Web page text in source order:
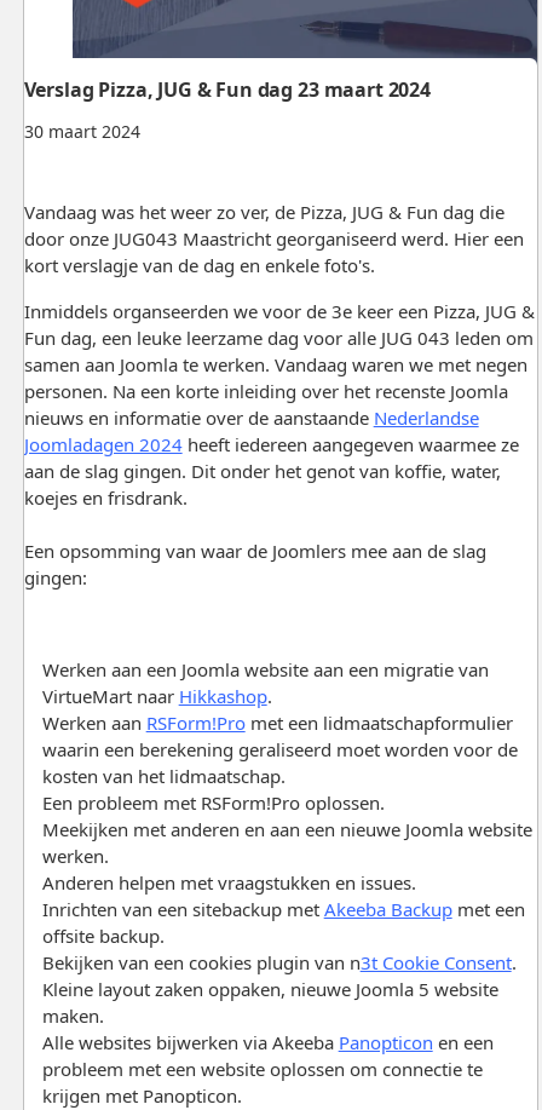
30 maart 2024
Verslag Pizza, JUG & Fun dag 23 maart 2024
Vandaag was het weer zo ver, de Pizza, JUG & Fun dag die
door onze JUG043 Maastricht georganiseerd werd. Hier een
kort verslagje van de dag en enkele foto's.
Inmiddels organseerden we voor de 3e keer een Pizza, JUG &
Fun dag, een leuke leerzame dag voor alle JUG 043 leden om
samen aan Joomla te werken. Vandaag waren we met negen
personen. Na een korte inleiding over het recenste Joomla
nieuws en informatie over de aanstaande Nederlandse
Joomladagen 2024heeft iedereen aangegeven waarmee ze
aan de slag gingen. Dit onder het genot van koffie, water,
koejes en frisdrank.
Een opsomming van waar de Joomlers mee aan de slag
gingen:
Werken aan een Joomla website aan een migratie van
VirtueMart naar Hikkashop.
Werken aan RSForm!Promet een lidmaatschapformulier
waarin een berekening geraliseerd moet worden voor de
kosten van het lidmaatschap.
Een probleem met RSForm!Pro oplossen.
Meekijken met anderen en aan een nieuwe Joomla website
werken.
Anderen helpen met vraagstukken en issues.
Inrichten van een sitebackup met Akeeba Backupmet een
offsite backup.
Bekijken van een cookies plugin van n3t Cookie Consent.
Kleine layout zaken oppaken, nieuwe Joomla 5 website
maken.
Alle websites bijwerken via Akeeba Panopticon en een
probleem met een website oplossen om connectie te
krijgen met Panopticon.